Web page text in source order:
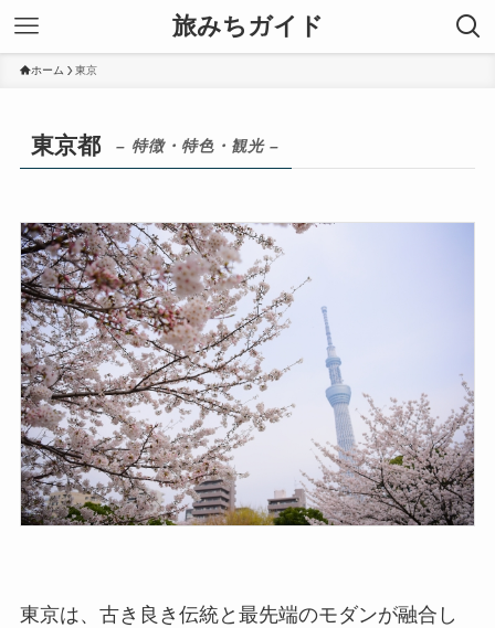
旅みちガイド
ホーム 東京
東京都 – 特徴・特色・観光 –
東京は、古き良き伝統と最先端のモダンが融合し